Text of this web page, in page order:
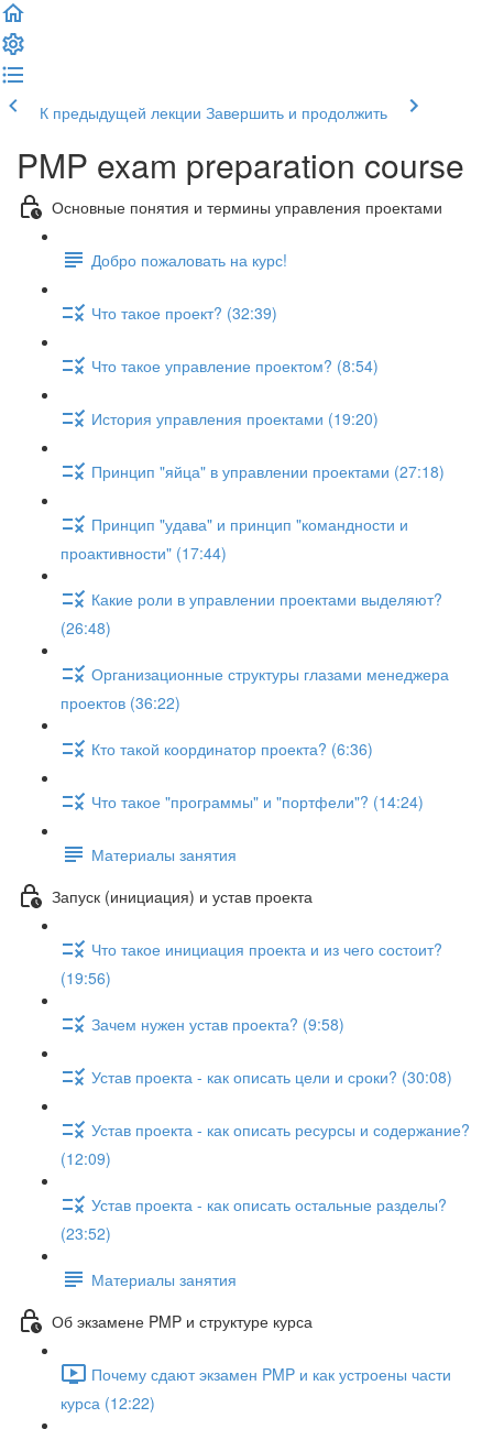
К предыдущей лекции Завершить и продолжить
PMP exam preparation course
Основные понятия и термины управления проектами
Добро пожаловать на курс!
Что такое проект? (32:39)
Что такое управление проектом? (8:54)
История управления проектами (19:20)
Принцип "яйца" в управлении проектами (27:18)
Принцип "удава" и принцип "командности и
проактивности" (17:44)
Какие роли в управлении проектами выделяют?
(26:48)
Организационные структуры глазами менеджера
проектов (36:22)
Кто такой координатор проекта? (6:36)
Что такое "программы" и "портфели"? (14:24)
Материалы занятия
Запуск (инициация) и устав проекта
Что такое инициация проекта и из чего состоит?
(19:56)
Зачем нужен устав проекта? (9:58)
Устав проекта - как описать цели и сроки? (30:08)
Устав проекта - как описать ресурсы и содержание?
(12:09)
Устав проекта - как описать остальные разделы?
(23:52)
Материалы занятия
Об экзамене PMP и структуре курса
Почему сдают экзамен PMP и как устроены части
курса (12:22)